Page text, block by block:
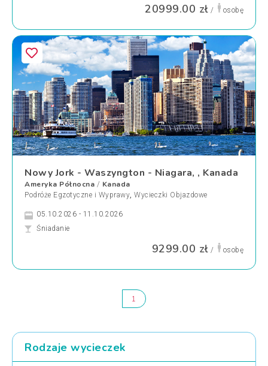
20999.00 zł / osobę
Nowy Jork - Waszyngton - Niagara, , Kanada
Ameryka Północna / Kanada
Podróże Egzotyczne i Wyprawy, Wycieczki Objazdowe
05.10.2026 - 11.10.2026
Śniadanie
9299.00 zł / osobę
1
Rodzaje wycieczek